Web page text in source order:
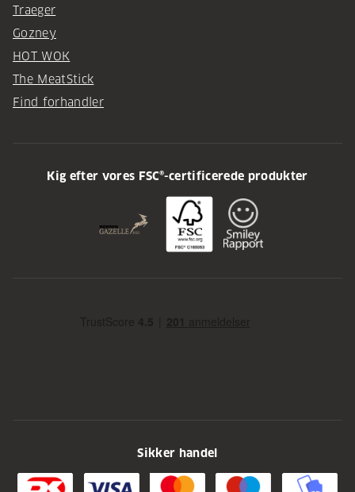
Traeger
Gozney
HOT WOK
The MeatStick
Find forhandler
Kig efter vores FSC®-certificerede produkter
Sikker handel